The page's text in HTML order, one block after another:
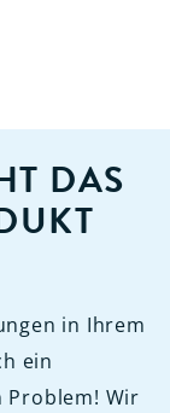
DAS
in Ihrem
ein
Problem! Wir